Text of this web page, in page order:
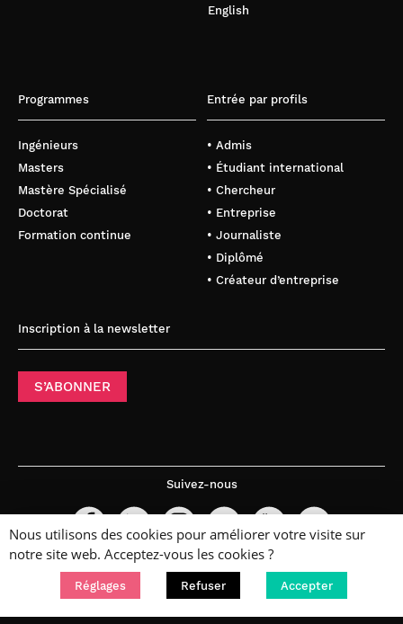
English
Programmes
Ingénieurs
Masters
Mastère Spécialisé
Doctorat
Formation continue
Entrée par profils
• Admis
• Étudiant international
• Chercheur
• Entreprise
• Journaliste
• Diplômé
• Créateur d’entreprise
Inscription à la newsletter
S’ABONNER
Suivez-nous
Nous utilisons des cookies pour améliorer votre visite sur
notre site web. Acceptez-vous les cookies ?
Réglages Refuser Accepter